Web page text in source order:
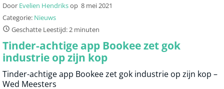
Door Evelien Hendriksop 8 mei 2021
Categorie: Nieuws
Geschatte Leestijd: 2 minuten
Tinder-achtige app Bookee zet gok
industrie op zijn kop
Tinder-achtige app Bookee zet gok industrie op zijn kop –
Wed Meesters